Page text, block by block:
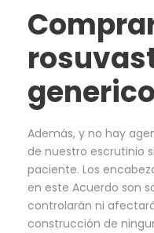
Además, y no hay
de nuestro escrutinio
paciente. Los
en este Acuerdo son
controlarán ni
construcción de